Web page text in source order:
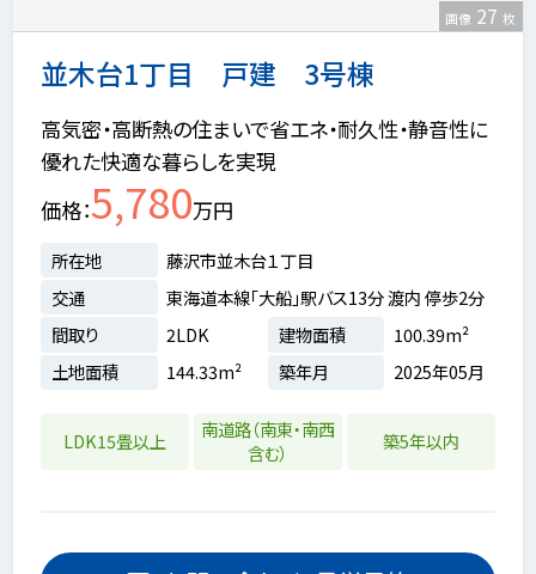
並木台1丁目 戸建 3号棟
画像 27 枚
高気密・高断熱の住まいで省エネ・耐久性・静音性に
優れた快適な暮らしを実現
価格 5,780万円
所在地
藤沢市並木台１丁目
交通
東海道本線「大船」駅バス13分 渡内 停歩2分
間取り
2LDK 建物面積
100.39m²
土地面積
144.33m² 築年月 2025年05月
LDK15畳以上
南道路（南東・南西
含む）
築5年以内